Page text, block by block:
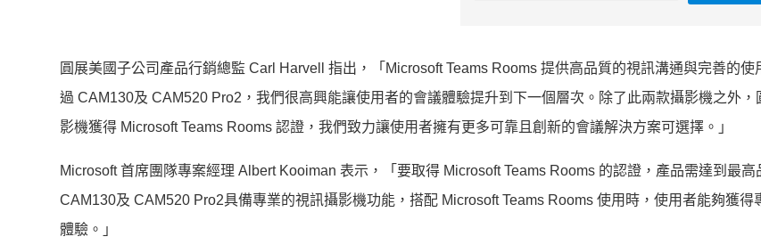
圓展美國子公司產品行銷總監 Carl Harvell 指出，「Microsoft Teams Rooms 提供高品質的視訊溝通與完善的使
過 CAM130及 CAM520 Pro2，我們很高興能讓使用者的會議體驗提升到下一個層次。 除了此兩款攝影機之外，
影機獲得 Microsoft Teams Rooms 認證， 我們致力讓使用者擁有更多可靠且創新的會議解決方案可選擇。」
Microsoft 首席團隊專案經理 Albert Kooiman 表示，「要取得 Microsoft Teams Rooms 的認證，產品需達到最高
CAM130及 CAM520 Pro2具備專業的視訊攝影機功能，搭配 Microsoft Teams Rooms 使用時，使用者能夠獲得
體驗。」